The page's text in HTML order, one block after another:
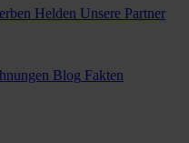
Helden Unsere Partner
Blog Fakten